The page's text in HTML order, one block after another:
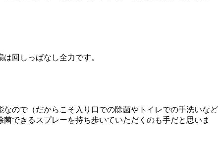
回しっぱなし全力です。
ので（だからこそ入り口での除菌やトイレでの手洗いなど
できるスプレーを持ち歩いていただくのも手だと思いま